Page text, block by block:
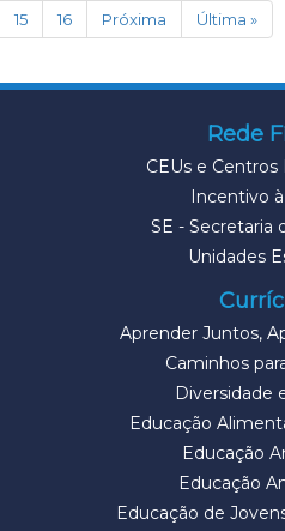
15
16 Próxima Última »
Rede
CEUs e Centros
Incentivo
SE - Secretaria
Unidades
Aprender Juntos,
Caminhos
Diversidade
Educação
Educação
Educação
Educação de